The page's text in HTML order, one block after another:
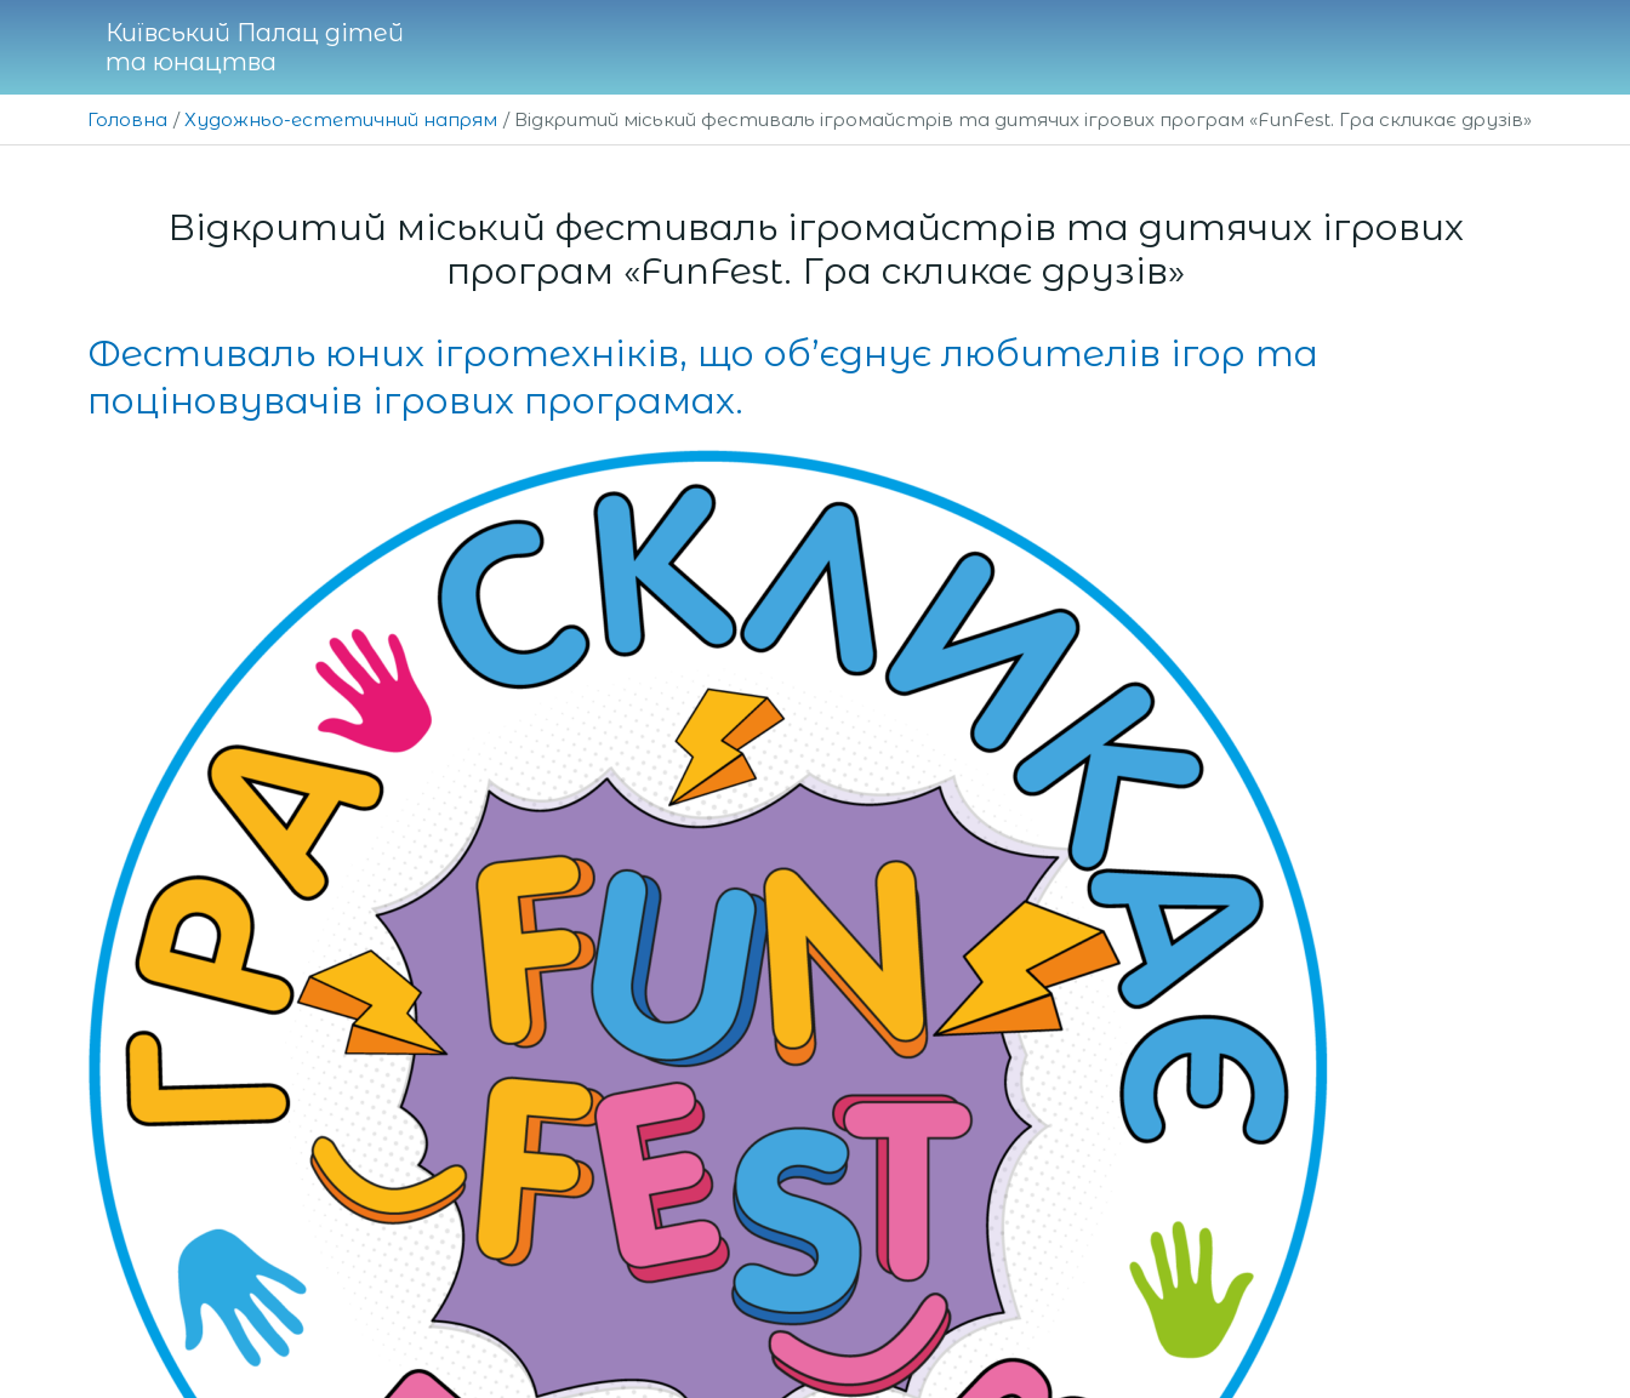
Київський Палац дітей
та юнацтва
Головна Художньо-естетичний напрям Відкритий міський фестиваль ігромайстрів та дитячих ігрових програм «FunFest. Гра скликає друзів»
Відкритий міський фестиваль ігромайстрів та дитячих ігрових
програм «FunFest. Гра скликає друзів»
Фестиваль юних ігротехніків, що об’єднує любителів ігор та
поціновувачів ігрових програмах.